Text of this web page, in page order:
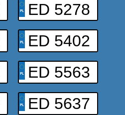
ED 5278
ED 5402
ED 5563
ED 5637